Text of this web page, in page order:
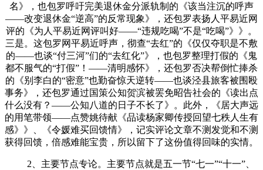
名》，也包罗呼吁完美退休金分派轨制的《该当注沉的呼声
——改变退休金“逆高”的反常现象》，还包罗表扬人平易近网
评的《为人平易近网评叫好——“违规吃喝”不是“吃喝”》》。
三是。这包罗网平易近呼声，彻查“去红”的《仅仅夺职是不敷
的——也谈“付三河”们的“去红化”》，也包罗整理打假的《鬼
都不服气的“打假”！——清明感怀》，还包罗否决帮倒忙捧杀
的《别李白的“密意”也勤奋惊天逆转——也谈泾县旅客被围殴
事务》，还包罗通过国策公知贺滨被罢免昭告社会的《读出点
什么没有？——公知八道的日子不长了》。此外，《居大声远
的用笔带领——点赞姚待献《品读杨家卿传授回望七秩人生有
感》》、《令媛难买回馈情》，记实评论文章不测发觉和不测
获得回馈，倍感难能宝贵，所以留下了这份值得回味的实情。
2、主要节点专论。主要节点就是五一节“七一”“十一”、